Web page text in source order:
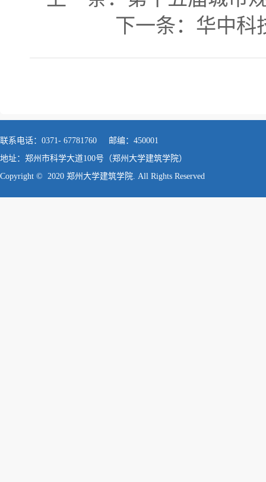
下一条： 华中科
联系电话：0371- 67781760 邮编：450001
地址：郑州市科学大道100号（郑州大学建筑学院）
Copyright © 2020 郑州大学建筑学院. All Rights Reserved